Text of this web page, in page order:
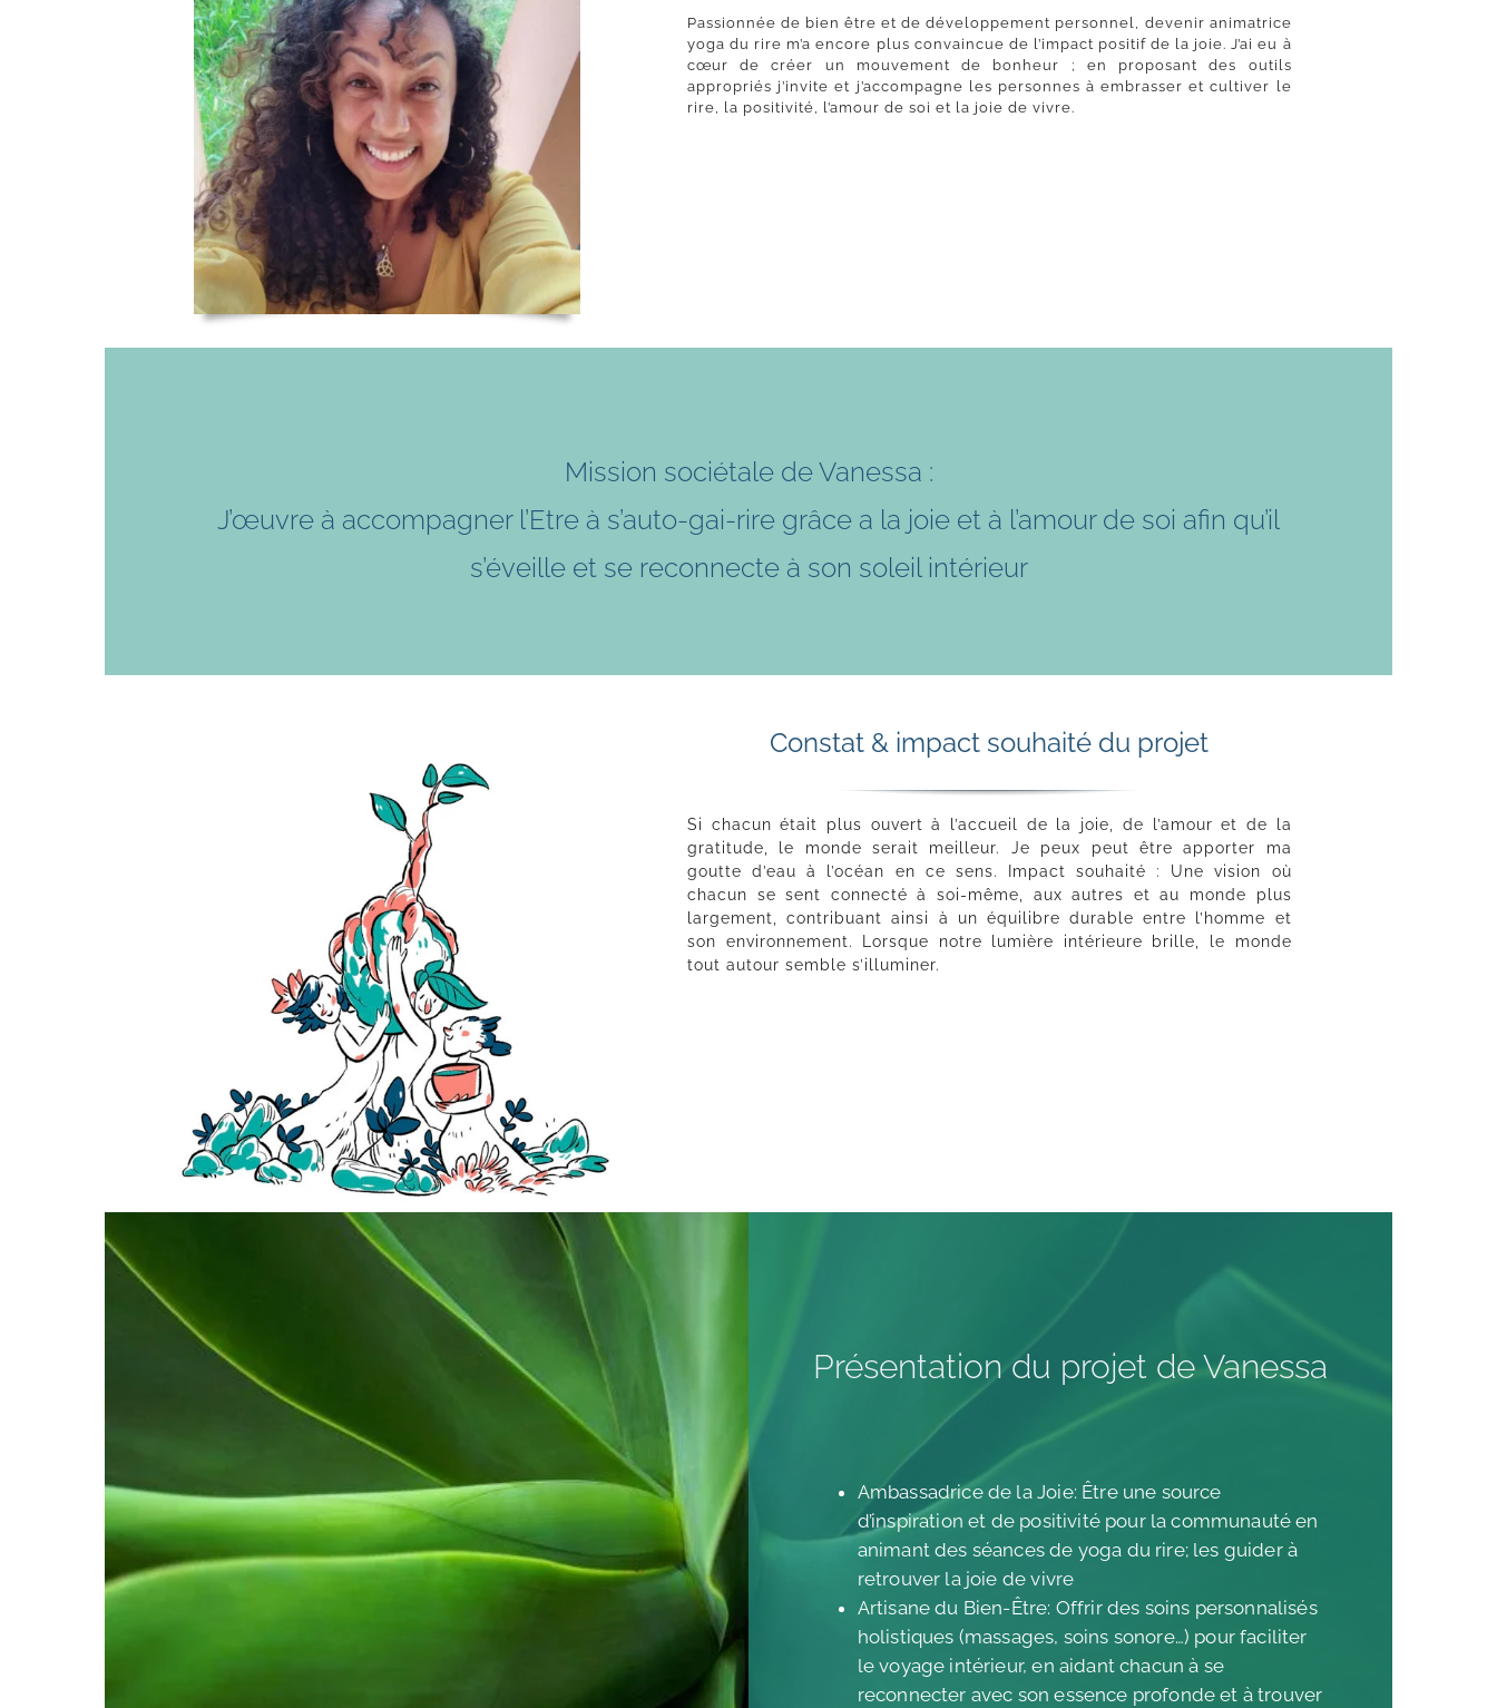
Passionnée de bien être et de développement personnel, devenir animatrice
yoga du rire m’a encore plus convaincue de l’impact positif de la joie. J’ai eu à
cœur de créer un mouvement de bonheur ; en proposant des outils
appropriés j’invite et j’accompagne les personnes à embrasser et cultiver le
rire, la positivité, l’amour de soi et la joie de vivre.
Mission sociétale de Vanessa :
J’œuvre à accompagner l’Etre à s’auto-gai-rire grâce a la joie et à l’amour de soi afin qu’il
s’éveille et se reconnecte à son soleil intérieur
Constat & impact souhaité du projet
Si chacun était plus ouvert à l’accueil de la joie, de l’amour et de la
gratitude, le monde serait meilleur. Je peux peut être apporter ma
goutte d’eau à l’océan en ce sens. Impact souhaité : Une vision où
chacun se sent connecté à soi-même, aux autres et au monde plus
largement, contribuant ainsi à un équilibre durable entre l’homme et
son environnement. Lorsque notre lumière intérieure brille, le monde
tout autour semble s’illuminer.
Présentation du projet de Vanessa
Ambassadrice de la Joie: Être une source
d’inspiration et de positivité pour la communauté en
animant des séances de yoga du rire; les guider à
retrouver la joie de vivre
Artisane du Bien-Être: Offrir des soins personnalisés
holistiques (massages, soins sonore…) pour faciliter
le voyage intérieur, en aidant chacun à se
reconnecter avec son essence profonde et à trouver